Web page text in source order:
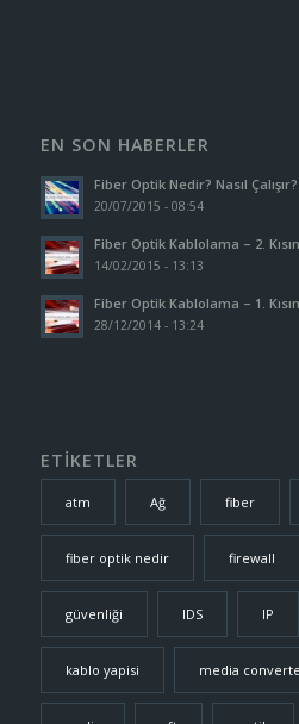
EN SON HABERLER
Fiber Optik Nedir? Nasıl Çalışır?
20/07/2015 - 08:54
Fiber Optik Kablolama – 2.
14/02/2015 - 13:13
Fiber Optik Kablolama – 1.
28/12/2014 - 13:24
ETİKETLER
atm Ağ fiber
fiber optik nedir firewall
güvenliği IDS IP
kablo yapisi media